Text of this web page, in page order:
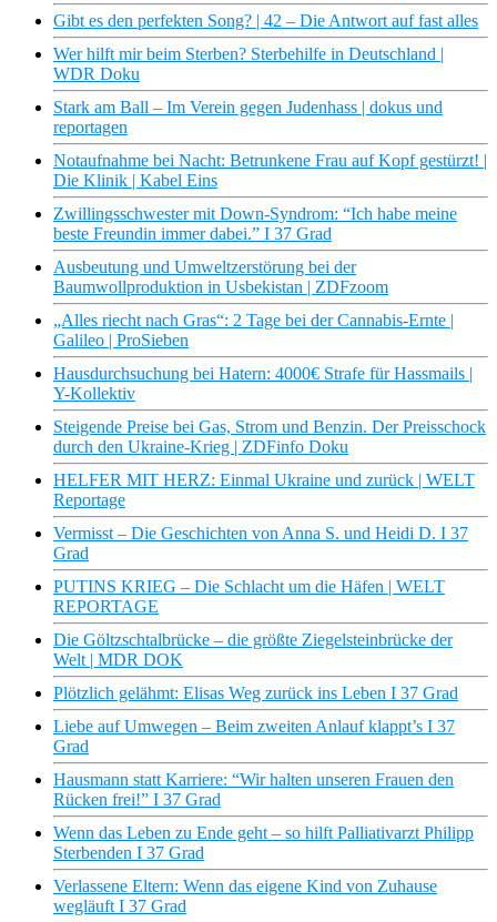
Gibt es den perfekten Song? | 42 – Die Antwort auf fast alles
Wer hilft mir beim Sterben? Sterbehilfe in Deutschland |
WDR Doku
Stark am Ball – Im Verein gegen Judenhass | dokus und
reportagen
Notaufnahme bei Nacht: Betrunkene Frau auf Kopf gestürzt! |
Die Klinik | Kabel Eins
Zwillingsschwester mit Down-Syndrom: “Ich habe meine
beste Freundin immer dabei.” I 37 Grad
Ausbeutung und Umweltzerstörung bei der
Baumwollproduktion in Usbekistan | ZDFzoom
„Alles riecht nach Gras“: 2 Tage bei der Cannabis-Ernte |
Galileo | ProSieben
Hausdurchsuchung bei Hatern: 4000€ Strafe für Hassmails |
Y-Kollektiv
Steigende Preise bei Gas, Strom und Benzin. Der Preisschock
durch den Ukraine-Krieg | ZDFinfo Doku
HELFER MIT HERZ: Einmal Ukraine und zurück | WELT
Reportage
Vermisst – Die Geschichten von Anna S. und Heidi D. I 37
Grad
PUTINS KRIEG – Die Schlacht um die Häfen | WELT
REPORTAGE
Die Göltzschtalbrücke – die größte Ziegelsteinbrücke der
Welt | MDR DOK
Plötzlich gelähmt: Elisas Weg zurück ins Leben I 37 Grad
Liebe auf Umwegen – Beim zweiten Anlauf klappt’s I 37
Grad
Hausmann statt Karriere: “Wir halten unseren Frauen den
Rücken frei!” I 37 Grad
Wenn das Leben zu Ende geht – so hilft Palliativarzt Philipp
Sterbenden I 37 Grad
Verlassene Eltern: Wenn das eigene Kind von Zuhause
wegläuft I 37 Grad